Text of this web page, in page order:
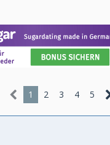
1 2 3 4 5